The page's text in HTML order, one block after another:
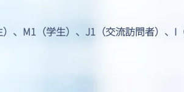
、M1（学生）、J1（交流訪問者）、I